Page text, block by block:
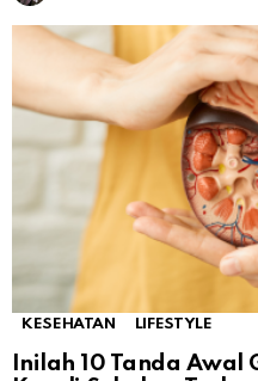
KESEHATAN LIFESTYLE
Inilah 10 Tanda Awal